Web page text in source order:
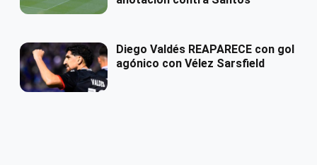
Diego Valdés REAPARECE con gol
agónico con Vélez Sarsfield